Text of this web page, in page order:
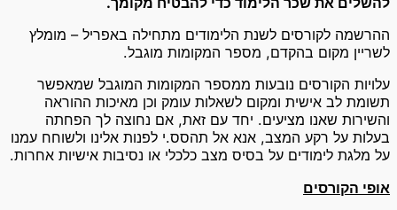
ההרשמה לקורסים לשנת הלימודים מתחילה באפריל – מומלץ
לשריין מקום בהקדם, מספר המקומות מוגבל.
עלויות הקורסים נובעות ממספר המקומות המוגבל שמאפשר
תשומת לב אישית ומקום לשאלות עומק וכן מאיכות ההוראה
והשירות שאנו מציעים. יחד עם זאת, אם נחוצה לך הפחתה
בעלות על רקע המצב, אנא אל תהסס.י לפנות אלינו ולשוחח עמנו
על מלגת לימודים על בסיס מצב כלכלי או נסיבות אישיות אחרות.
אופי הקורסים